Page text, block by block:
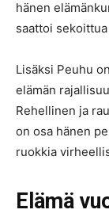
hänen
saattoi
Lisäksi Peuhu
elämän
Rehellinen ja
on osa hänen
ruokkia
Elämä